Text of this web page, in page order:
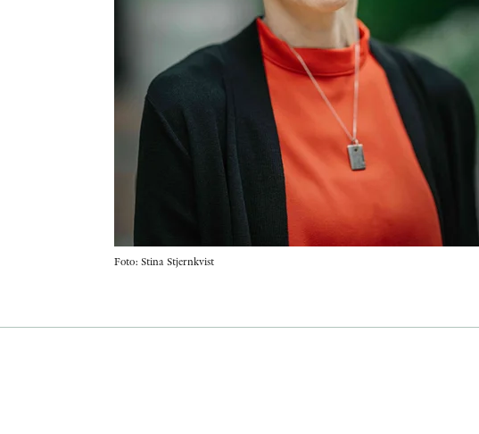
Foto: Stina Stjernkvist